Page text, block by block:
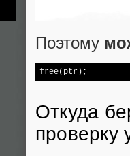
Поэтому
free(ptr);
Откуда
проверку